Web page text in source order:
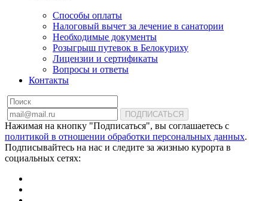
Способы оплаты
Налоговый вычет за лечение в санатории
Необходимые документы
Розыгрыш путевок в Белокуриху
Лицензии и сертификаты
Вопросы и ответы
Контакты
ПОДПИСАТЬСЯ
Нажимая на кнопку "Подписаться", вы соглашаетесь с
политикой в отношении обработки персональных данных.
Подписывайтесь на нас и следите за жизнью курорта в
социальных сетях: